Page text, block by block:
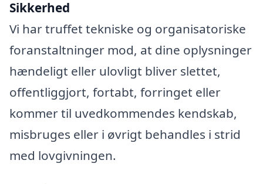
Sikkerhed
Vi har truffet tekniske og organisatoriske
foranstaltninger mod, at dine oplysninger
hændeligt eller ulovligt bliver slettet,
offentliggjort, fortabt, forringet eller
kommer til uvedkommendes kendskab,
misbruges eller i øvrigt behandles i strid
med lovgivningen.